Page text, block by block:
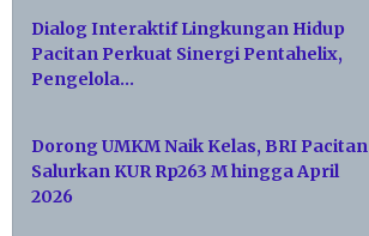
Dialog Interaktif Lingkungan Hidup
Pacitan Perkuat Sinergi Pentahelix,
Pengelola…
Dorong UMKM Naik Kelas, BRI Pacitan
Salurkan KUR Rp263 M hingga April
2026